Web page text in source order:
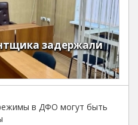
задержали
в ДФО могут быть